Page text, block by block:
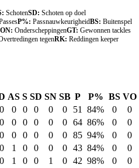
SchotenSD: Schoten op doel
P%: PassnauwkeurigheidBS: Buitenspel
ON: OnderscheppingenGT: Gewonnen tackles
tegenRK: Reddingen keeper
AS S SD SN SB P P% BS VO
0 0 0 0 0 0 51 84% 0
0
0 0 0 0 0 0 64 86% 0
0
0 0 0 0 0 0 85 94% 0
0
0 1 0 0 0 0 43 84% 0
0
0 1 0 0 1 0 42 98% 0
0